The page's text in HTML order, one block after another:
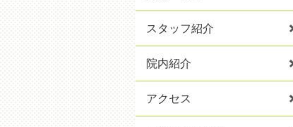
スタッフ紹介
院内紹介
アクセス